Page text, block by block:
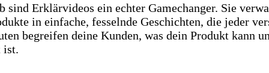
sind Erklärvideos ein echter Gamechanger. Sie
in einfache, fesselnde Geschichten, die jeder
begreifen deine Kunden, was dein Produkt kann
ist.